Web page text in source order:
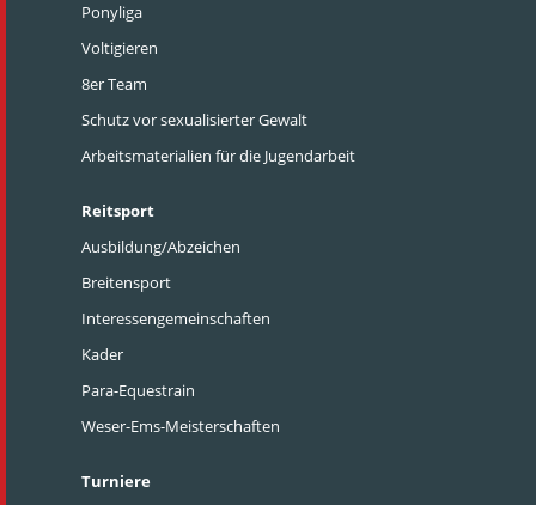
Ponyliga
Voltigieren
8er Team
Schutz vor sexualisierter Gewalt
Arbeitsmaterialien für die Jugendarbeit
Reitsport
Ausbildung/Abzeichen
Breitensport
Interessengemeinschaften
Kader
Para-Equestrain
Weser-Ems-Meisterschaften
Turniere